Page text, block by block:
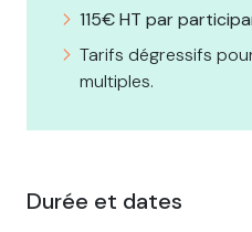
115€ HT par
Tarifs dégressifs
multiples.
Durée et dates